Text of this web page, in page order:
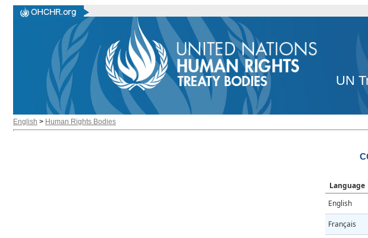
UN
English > Human Rights Bodies
Language
English
Français